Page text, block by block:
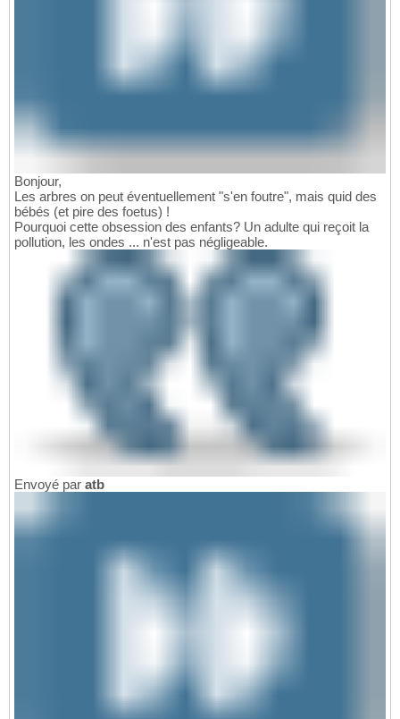
Bonjour,
Les arbres on peut éventuellement "s'en foutre", mais quid des
bébés (et pire des foetus) !
Pourquoi cette obsession des enfants? Un adulte qui reçoit la
pollution, les ondes ... n'est pas négligeable.
Envoyé par atb